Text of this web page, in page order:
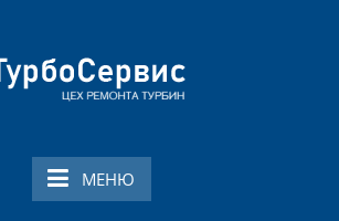
Смоленске
Смоленске
МЕНЮ